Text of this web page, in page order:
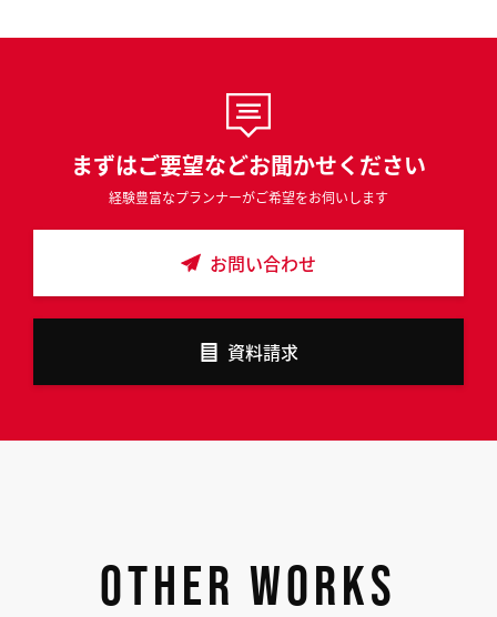
まずはご要望などお聞かせください
経験豊富なプランナーがご希望をお伺いします
お問い合わせ
資料請求
OTHER WORKS